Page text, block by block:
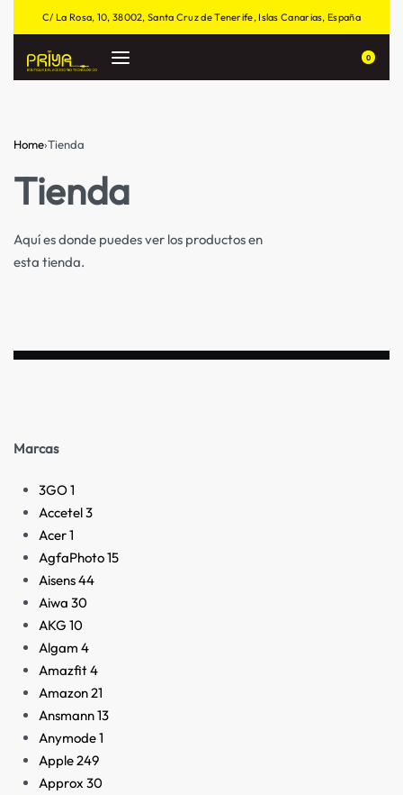
C/ La Rosa, 10, 38002, Santa Cruz de Tenerife, Islas Canarias, España
0
Home›Tienda
Tienda
Aquí es donde puedes ver los productos en
esta tienda.
Marcas
3GO1
Accetel3
Acer1
AgfaPhoto15
Aisens44
Aiwa 30
AKG 10
Algam 4
Amazfit4
Amazon21
Ansmann13
Anymode1
Apple249
Approx 30